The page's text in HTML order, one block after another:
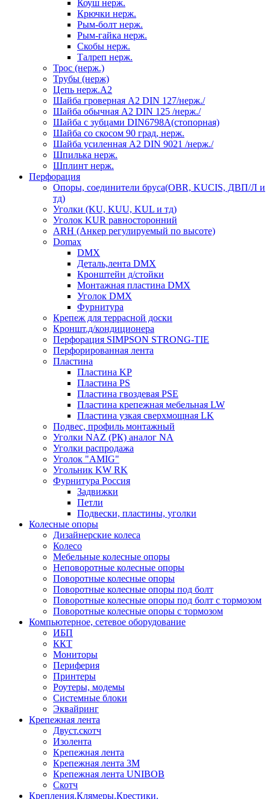
Коуш нерж.
Крючки нерж.
Рым-болт нерж.
Рым-гайка нерж.
Скобы нерж.
Талреп нерж.
Трос (нерж.)
Трубы (нерж)
Цепь нерж.А2
Шайба гроверная А2 DIN 127/нерж./
Шайба обычная А2 DIN 125 /нерж./
Шайба с зубцами DIN6798А(стопорная)
Шайба со скосом 90 град, нерж.
Шайба усиленная А2 DIN 9021 /нерж./
Шпилька нерж.
Шплинт нерж.
Перфорация
Опоры, соединители бруса(OBR, KUCIS, ДВП/Л и
тд)
Уголки (KU, KUU, KUL и тд)
Уголок KUR равносторонний
ARH (Анкер регулируемый по высоте)
Domax
DMX
Деталь,лента DMX
Кронштейн д/стойки
Монтажная пластина DMX
Уголок DMX
Фурнитура
Крепеж для террасной доски
Кроншт.д/кондиционера
Перфорация SIMPSON STRONG-TIE
Перфорированная лента
Пластина
Пластина KP
Пластина PS
Пластина гвоздевая PSE
Пластина крепежная мебельная LW
Пластина узкая сверхмощная LK
Подвес, профиль монтажный
Уголки NAZ (РК) аналог NA
Уголки распродажа
Уголок "AMIG"
Угольник KW RK
Фурнитура Россия
Задвижки
Петли
Подвески, пластины, уголки
Колесные опоры
Дизайнерские колеса
Колесо
Мебельные колесные опоры
Неповоротные колесные опоры
Поворотные колесные опоры
Поворотные колесные опоры под болт
Поворотные колесные опоры под болт с тормозом
Поворотные колесные опоры с тормозом
Компьютерное, сетевое оборудование
ИБП
ККТ
Мониторы
Периферия
Принтеры
Роутеры, модемы
Системные блоки
Эквайринг
Крепежная лента
Двуст.скотч
Изолента
Крепежная лента
Крепежная лента 3М
Крепежная лента UNIBOB
Скотч
Крепления.Клямеры.Крестики.